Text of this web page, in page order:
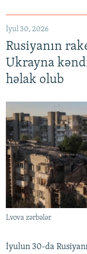
İyul 30, 2026
Rusiyanın
Ukrayna
həlak olub
Lvova zərbələr
İyulun 30-da